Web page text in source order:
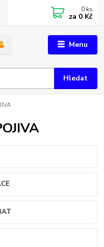
Menu
Hledat
0 ks
za 0 Kč